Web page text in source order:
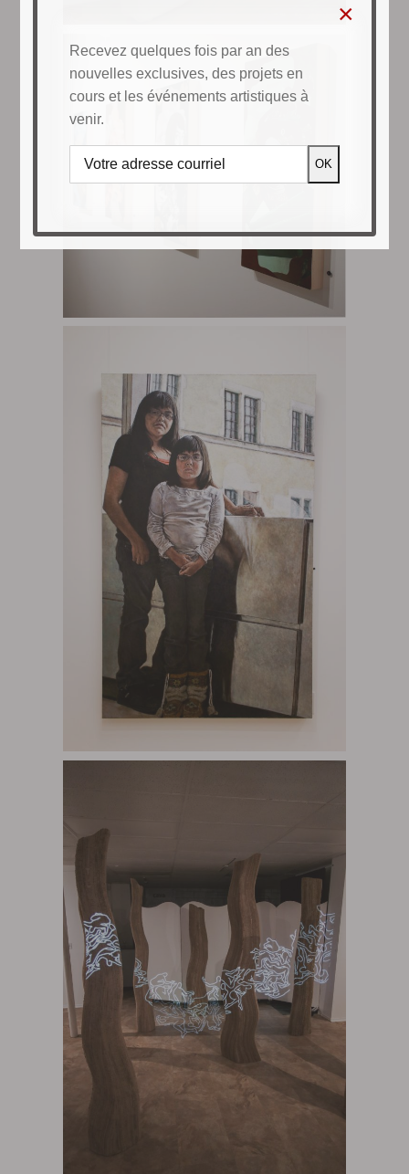
Recevez quelques fois par an des
nouvelles exclusives, des projets en
cours et les événements artistiques à
venir.
×